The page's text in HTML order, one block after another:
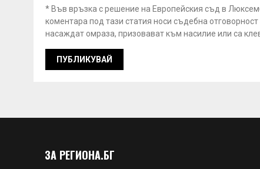
* Във връзка с решение на Европейския съд в
коментара под тази статия носи съдебна
насаждат омраза, призовават към насилие или са
ЗА РЕГИОНА.БГ